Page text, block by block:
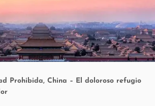
Prohibida, China – El doloroso refugio